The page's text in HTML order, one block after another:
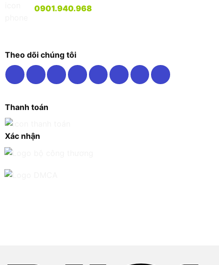
0901.940.968
Theo dõi chúng tôi
Thanh toán
Xác nhận